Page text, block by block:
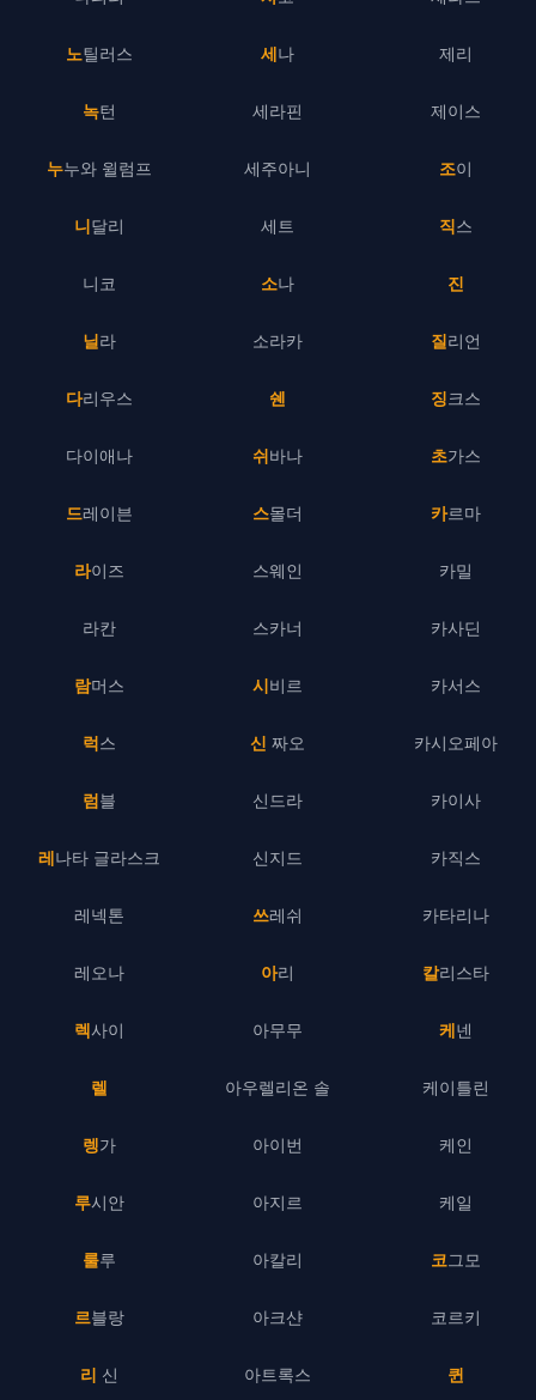
노틸러스
녹턴
누누와 윌럼프
니달리
니코
닐라
다리우스
다이애나
드레이븐
라이즈
라칸
람머스
럭스
럼블
레나타 글라스크
레넥톤
레오나
렉사이
렐
렝가
루시안
룰루
르블랑
리 신
세나
세라핀
세주아니
세트
소나
소라카
쉔
쉬바나
스몰더
스웨인
스카너
시비르
신 짜오
신드라
신지드
쓰레쉬
아리
아무무
아우렐리온 솔
아이번
아지르
아칼리
아크샨
아트록스
제리
제이스
조이
직스
진
질리언
징크스
초가스
카르마
카밀
카사딘
카서스
카시오페아
카이사
카직스
카타리나
칼리스타
케넨
케이틀린
케인
케일
코그모
코르키
퀸